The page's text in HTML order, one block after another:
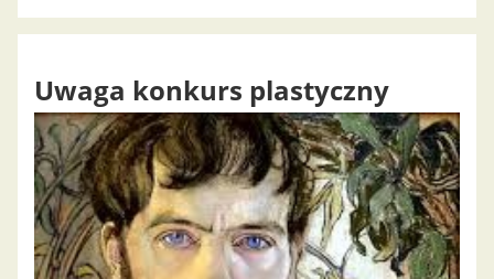
Uwaga konkurs plastyczny